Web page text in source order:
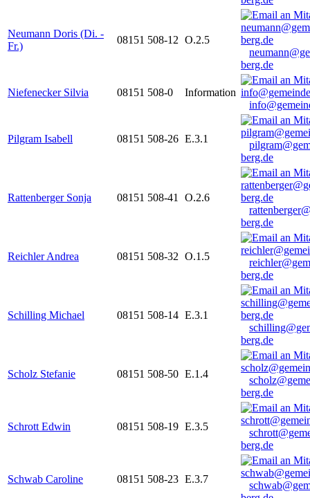
Neumann Doris (Di. -
Fr.)
08151 508-12 O.2.5
berg.de
Niefenecker Silvia 08151 508-0
Information
Pilgram Isabell 08151 508-26 E.3.1
berg.de
Rattenberger Sonja 08151 508-41
O.2.6
berg.de
Reichler Andrea 08151 508-32 O.1.5
berg.de
Schilling Michael 08151 508-14 E.3.1
berg.de
Scholz Stefanie 08151 508-50 E.1.4
berg.de
Schrott Edwin 08151 508-19 E.3.5
berg.de
Schwab Caroline 08151 508-23 E.3.7